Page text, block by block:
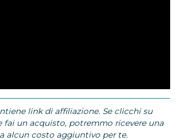
link di affiliazione. Se clicchi su
fai un acquisto, potremmo ricevere una
alcun costo aggiuntivo per te.